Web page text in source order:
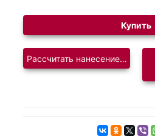
Купить
Рассчитать нанесение